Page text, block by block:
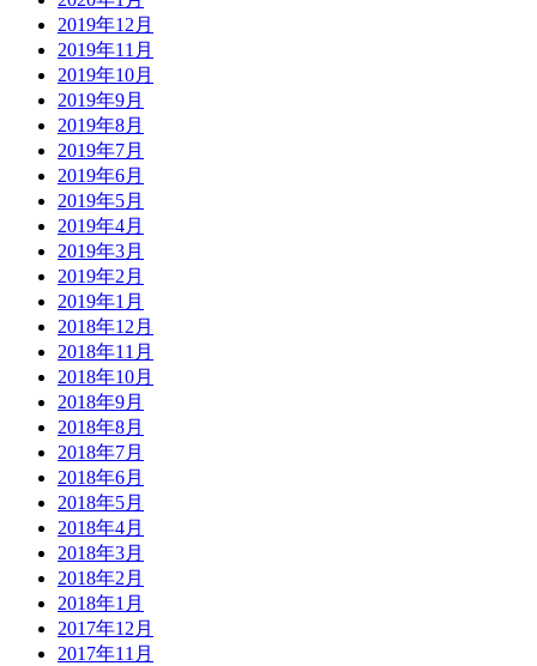
2019年12月
2019年11月
2019年10月
2019年9月
2019年8月
2019年7月
2019年6月
2019年5月
2019年4月
2019年3月
2019年2月
2019年1月
2018年12月
2018年11月
2018年10月
2018年9月
2018年8月
2018年7月
2018年6月
2018年5月
2018年4月
2018年3月
2018年2月
2018年1月
2017年12月
2017年11月